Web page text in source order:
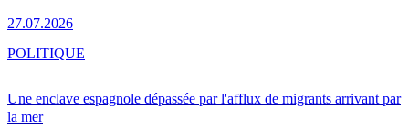
27.07.2026
Une enclave espagnole dépassée par l'afflux de migrants arrivant par
la mer
POLITIQUE